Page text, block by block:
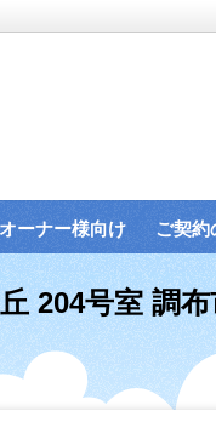
オーナー様向け ご契約
204号室 調